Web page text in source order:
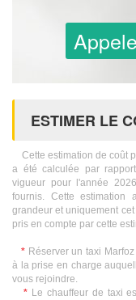
ESTIMER LE
Cette estimation de coût
a été calculée par
vigueur pour l'année
fournis. Cette
grandeur et uniquement
pris en compte par cette
* Réserver un taxi
à la prise en charge
vous rejoindre.
* Le chauffeur de taxi